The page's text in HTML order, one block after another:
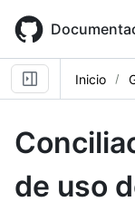
main
content
Inicio
de uso